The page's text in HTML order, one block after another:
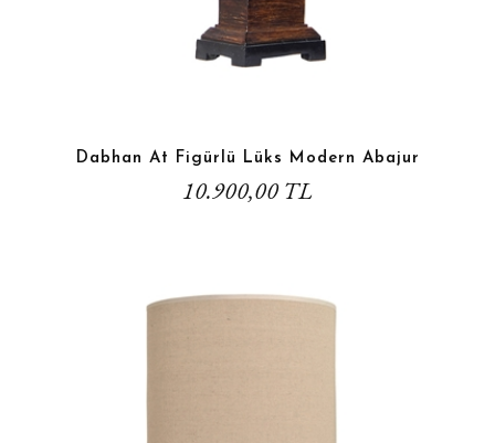
Dabhan At Figürlü Lüks Modern Abajur
10.900,00 TL